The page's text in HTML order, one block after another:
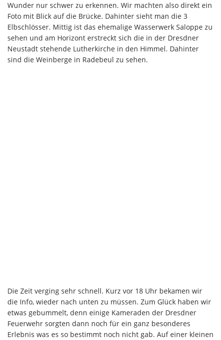
Wunder nur schwer zu erkennen. Wir machten also direkt ein
Foto mit Blick auf die Brücke. Dahinter sieht man die 3
Elbschlösser. Mittig ist das ehemalige Wasserwerk Saloppe zu
sehen und am Horizont erstreckt sich die in der Dresdner
Neustadt stehende Lutherkirche in den Himmel. Dahinter
sind die Weinberge in Radebeul zu sehen.
Die Zeit verging sehr schnell. Kurz vor 18 Uhr bekamen wir
die Info, wieder nach unten zu müssen. Zum Glück haben wir
etwas gebummelt, denn einige Kameraden der Dresdner
Feuerwehr sorgten dann noch für ein ganz besonderes
Erlebnis was es so bestimmt noch nicht gab. Auf einer kleinen